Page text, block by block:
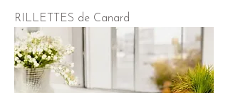
RILLETTES de Canard